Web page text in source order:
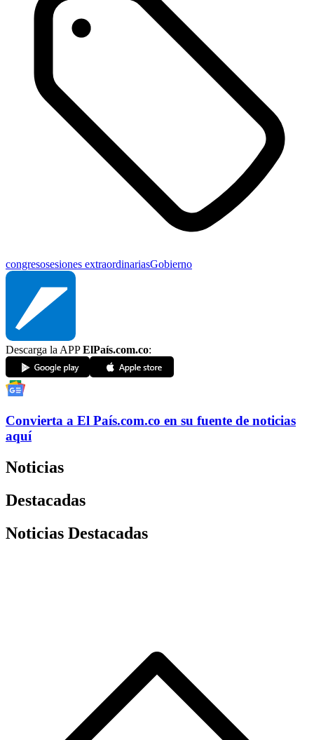
congresosesiones extraordinariasGobierno
Descarga la APPElPaís.com.co:
Convierta a El País.com.co en su fuente de noticias
aquí
Noticias
Destacadas
Noticias Destacadas